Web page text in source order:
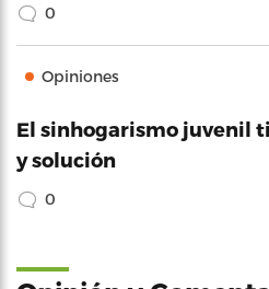
0
Opiniones
El sinhogarismo juvenil
y solución
0